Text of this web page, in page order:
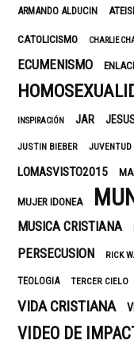
ARMANDO ALDUCIN
CATOLICISMO CHARLIE
ECUMENISMO
INSPIRACIÓN JAR
JUSTIN BIEBER JUVENTUD
LOMASVISTO2015
MUJER IDONEA
MUSICA CRISTIANA
PERSECUSION RICK
TEOLOGIA TERCER CIELO
VIDA CRISTIANA
VIDEO DE